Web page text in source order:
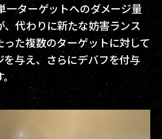
一ターゲットへのダメージ量
、代わりに新たな妨害ランス
た複数のターゲットに対して
を与え、さらにデバフを付与
。